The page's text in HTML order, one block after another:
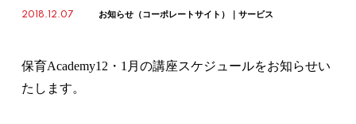
2018.12.07 お知らせ（コーポレートサイト） サービス
保育Academy12・1月の講座スケジュールをお知らせい
たします。